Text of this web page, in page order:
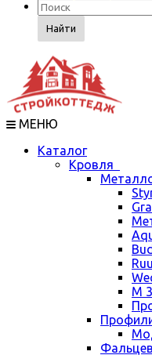
Найти
МЕНЮ
Каталог
Кровля
М